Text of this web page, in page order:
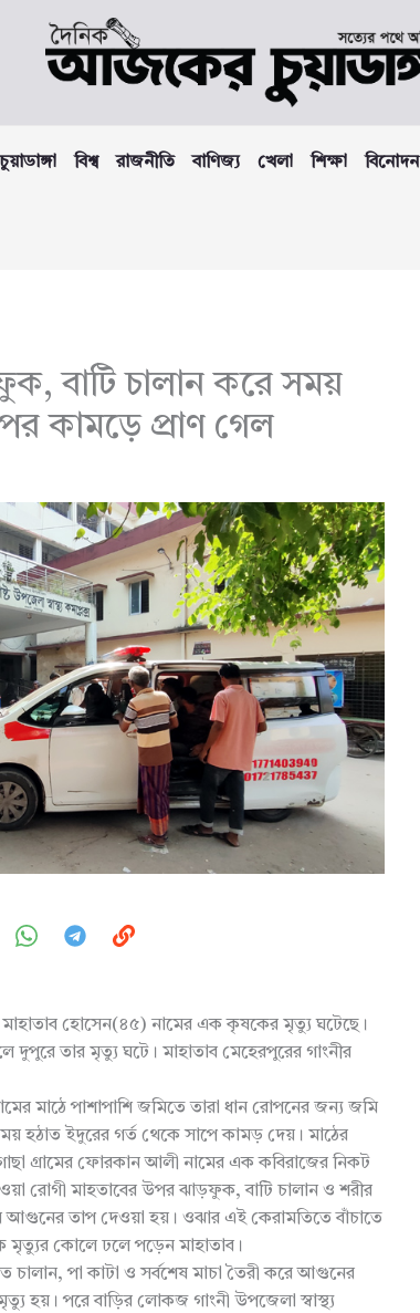
চুয়াডাঙ্গা বিশ্ব রাজনীতি বাণিজ্য খেলা শিক্ষা বিনোদন
বাটি চালান করে সময়
কামড়ে প্রাণ গেল
হোসেন(৪৫) নামের এক কৃষকের মৃত্যু ঘটেছে।
তার মৃত্যু ঘটে। মাহাতাব মেহেরপুরের গাংনীর
মাঠে পাশাপাশি জমিতে তারা ধান রোপনের জন্য জমি
হঠাত ইদুরের গর্ত থেকে সাপে কামড় দেয়। মাঠের
গ্রামের ফোরকান আলী নামের এক কবিরাজের নিকট
রোগী মাহতাবের উপর ঝাড়ফুক, বাটি চালান ও শরীর
আগুনের তাপ দেওয়া হয়। ওঝার এই কেরামতিতে বাঁচাতে
মৃত্যুর কোলে ঢলে পড়েন মাহাতাব।
চালান, পা কাটা ও সর্বশেষ মাচা তৈরী করে আগুনের
হয়। পরে বাড়ির লোকজ গাংনী উপজেলা স্বাস্থ্য